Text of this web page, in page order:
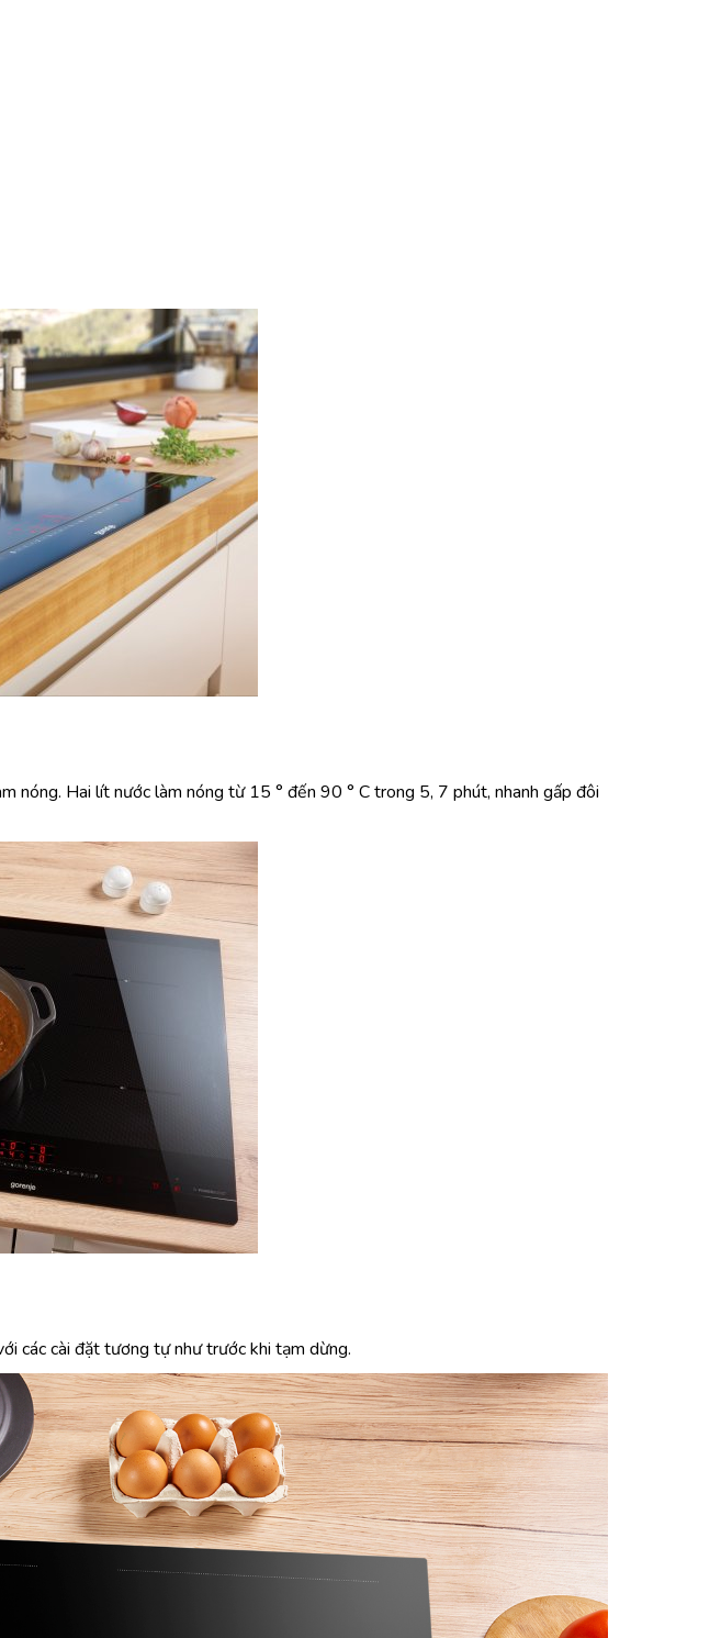
nóng. Hai lít nước làm nóng từ 15 ° đến 90 ° C trong 5, 7 phút, nhanh gấp đôi
các cài đặt tương tự như trước khi tạm dừng.